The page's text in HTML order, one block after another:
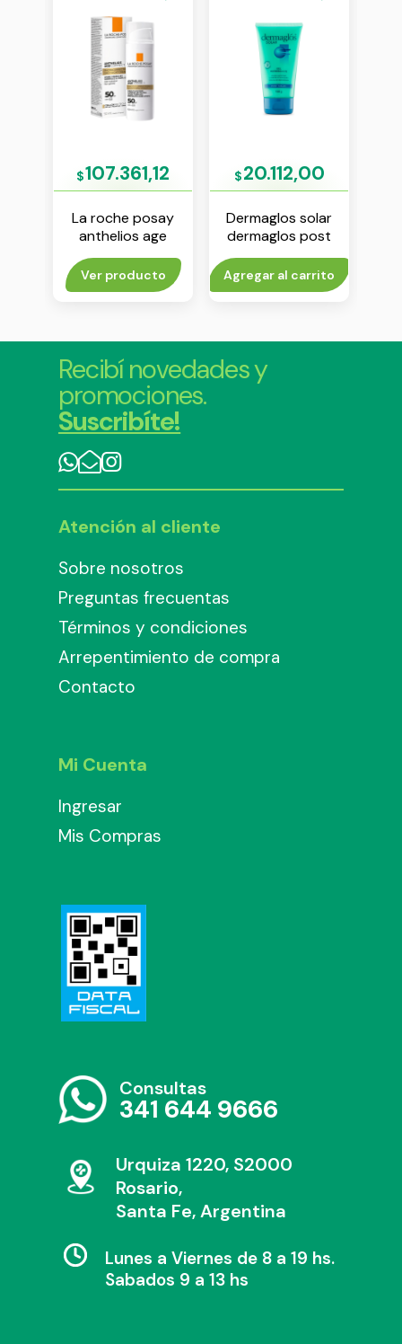
$107.361,12
La roche posay
anthelios age
correct fps 50 50
ml
Ver producto
$20.112,00
Dermaglos solar
dermaglos post
solar refrescante
gel 150 g
Agregar al carrito
Recibí novedades y
promociones.
Suscribíte!
Atención al cliente
Sobre nosotros
Preguntas frecuentas
Términos y condiciones
Arrepentimiento de compra
Contacto
Mi Cuenta
Ingresar
Mis Compras
Consultas
341 644 9666
Urquiza 1220, S2000
Rosario,
Santa Fe, Argentina
Lunes a Viernes de 8 a 19 hs.
Sabados 9 a 13 hs